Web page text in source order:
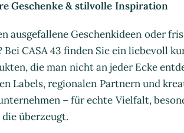
Geschenke & stilvolle Inspiration
ausgefallene Geschenkideen oder
Bei CASA 43 finden Sie ein liebevoll
die man nicht an jeder Ecke
Labels, regionalen Partnern und
– für echte Vielfalt,
überzeugt.